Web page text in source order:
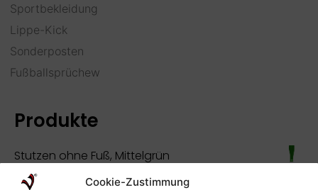
Cookie-Zustimmung
Sportbekleidung
Lippe-Kick
Sonderposten
Fußballsprüchew
Produkte
Stutzen ohne Fuß, Mittelgrün
2,95 inkl. MwSt. zzgl. Versandkosten